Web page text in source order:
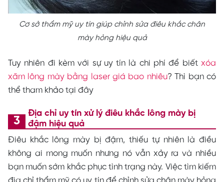
Cơ sở thẩm mỹ uy tín giúp chỉnh sửa điêu khắc chân
mày hỏng hiệu quả
Tuy nhiên đi kèm với sự uy tín là chi phí để biết xóa
xăm lông mày bằng laser giá bao nhiêu? Thì bạn có
thể tham khảo tại đây
Địa chỉ uy tín xử lý điêu khắc lông mày bị
đậm hiệu quả
Điêu khắc lông mày bị đậm, thiếu tự nhiên là điều
không ai mong muốn nhưng nó vẫn xảy ra và nhiều
bạn muốn sớm khắc phục tình trạng này. Việc tìm kiếm